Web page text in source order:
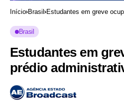
Início Brasil
Estudantes em greve
Brasil
Estudantes em
prédio